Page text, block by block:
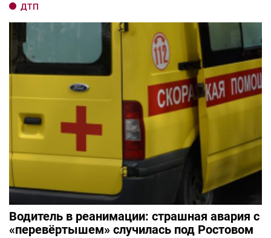
ДТП
Водитель в реанимации: страшная авария с
«перевёртышем» случилась под Ростовом